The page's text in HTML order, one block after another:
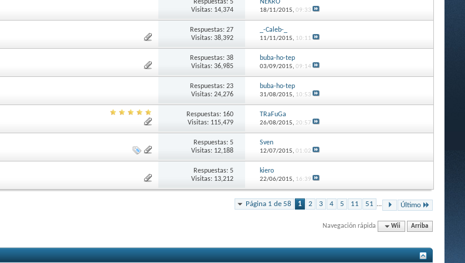
Respuestas: 5
Visitas: 14,374
NEKRO
18/11/2015, 09:33
Respuestas: 27
Visitas: 38,392
_-Caleb-_
11/11/2015, 10:11
Respuestas: 38
Visitas: 36,985
buba-ho-tep
03/09/2015, 09:14
Respuestas: 23
Visitas: 24,276
buba-ho-tep
31/08/2015, 10:53
Respuestas: 160
Visitas: 115,479
TRaFuGa
26/08/2015, 20:57
Respuestas: 5
Visitas: 12,188
Sven
12/07/2015, 01:02
Respuestas: 5
Visitas: 13,212
kiero
22/06/2015, 16:39
Página 1 de 58 1 2 3 4 5 11 51 ... Último
Navegación rápida Wii Arriba